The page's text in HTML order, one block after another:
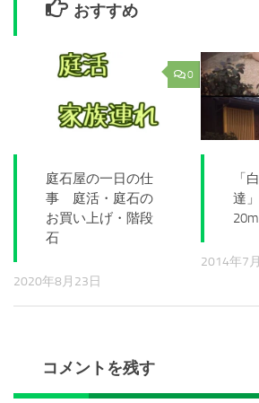
おすすめ
0
庭石屋の一日の仕
事 庭活・庭石の
お買い上げ・階段
石
2020年8月23日
「
達
2014年7
コメントを残す